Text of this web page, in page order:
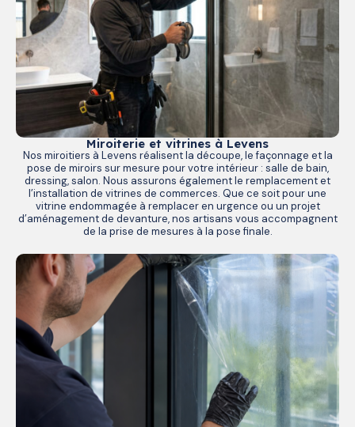
Miroiterie et vitrines à Levens
Nos miroitiers à Levens réalisent la découpe, le façonnage et la
pose de miroirs sur mesure pour votre intérieur : salle de bain,
dressing, salon. Nous assurons également le remplacement et
l’installation de vitrines de commerces. Que ce soit pour une
vitrine endommagée à remplacer en urgence ou un projet
d’aménagement de devanture, nos artisans vous accompagnent
de la prise de mesures à la pose finale.